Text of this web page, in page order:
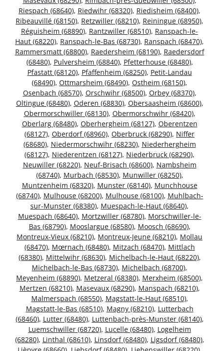
Riespach (68640), Riedwihr (68320), Riedisheim (68400),
Ribeauvillé (68150), Retzwiller (68210), Reiningue (68950),
Réguisheim (68890), Rantzwiller (68510), Ranspach-le-
Haut (68220), Ranspach-le-Bas (68730), Ranspach (68470),
Rammersmatt (68800), Raedersheim (68190), Raedersdorf
(68480), Pulversheim (68840), Pfetterhouse (68480),
Pfastatt (68120), Pfaffenheim (68250), Petit-Landau
(68490), Ottmarsheim (68490), Ostheim (68150),
Osenbach (68570), Orschwihr (68500), Orbey (68370),
Oltingue (68480), Oderen (68830), Obersaasheim (68600),
Obermorschwiller (68130), Obermorschwihr (68420),
Oberlarg (68480), Oberhergheim (68127), Oberentzen
(68127), Oberdorf (68960), Oberbruck (68290), Niffer
(68680), Niedermorschwihr (68230), Niederhergheim
(68127), Niederentzen (68127), Niederbruck (68290),
Neuwiller (68220), Neuf-Brisach (68600), Nambsheim
(68740), Murbach (68530), Munwiller (68250),
Muntzenheim (68320), Munster (68140), Munchhouse
(68740), Mulhouse (68200), Mulhouse (68100), Muhlbach-
sur-Munster (68380), Muespach-le-Haut (68640),
Muespach (68640), Mortzwiller (68780), Morschwiller-le-
Bas (68790), Mooslargue (68580), Moosch (68690),
Montreux-Vieux (68210), Montreux-Jeune (68210), Mollau
(68470), Mœrnach (68480), Mitzach (68470), Mittlach
(68380), Mittelwihr (68630), Michelbach-le-Haut (68220),
Michelbach-le-Bas (68730), Michelbach (68700),
Meyenheim (68890), Metzeral (68380), Merxheim (68500),
Mertzen (68210), Masevaux (68290), Manspach (68210),
Malmerspach (68550), Magstatt-le-Haut (68510),
Magstatt-le-Bas (68510), Magny (68210), Lutterbach
(68460), Lutter (68480), Luttenbach-près-Munster (68140),
Luemschwiller (68720), Lucelle (68480), Logelheim
(68280), Linthal (68610), Linsdorf (68480), Ligsdorf (68480),